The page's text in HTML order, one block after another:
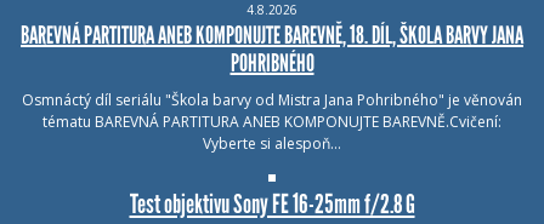
4.8.2026
BAREVNÁ PARTITURA ANEB KOMPONUJTE BAREVNĚ, 18. DÍL, ŠKOLA BARVY JANA
POHRIBNÉHO
Osmnáctý díl seriálu "Škola barvy od Mistra Jana Pohribného" je věnován
tématu BAREVNÁ PARTITURA ANEB KOMPONUJTE BAREVNĚ.Cvičení:
Vyberte si alespoň…
Test objektivu Sony FE 16-25mm f/2.8 G